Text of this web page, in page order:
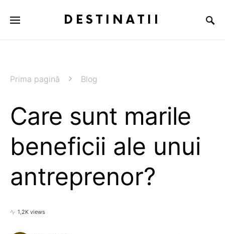
DESTINATII
Prima pagină Blog
Care sunt marile
beneficii ale unui
antreprenor?
1,2K views